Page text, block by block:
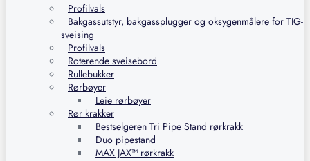
Profilvals
Bakgassutstyr, bakgassplugger og oksygenmålere for TIG-
sveising
Profilvals
Roterende sveisebord
Rullebukker
Rørbøyer
Leie rørbøyer
Rør krakker
Bestselgeren Tri Pipe Stand rørkrakk
Duo pipestand
MAX JAX™ rørkrakk